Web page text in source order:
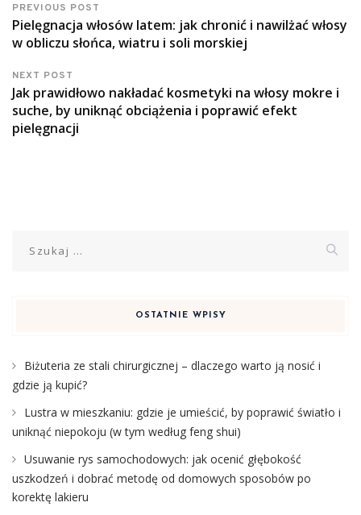
PREVIOUS POST
Pielęgnacja włosów latem: jak chronić i nawilżać włosy
w obliczu słońca, wiatru i soli morskiej
NEXT POST
Jak prawidłowo nakładać kosmetyki na włosy mokre i
suche, by uniknąć obciążenia i poprawić efekt
pielęgnacji
OSTATNIE WPISY
Biżuteria ze stali chirurgicznej – dlaczego warto ją nosić i
gdzie ją kupić?
Lustra w mieszkaniu: gdzie je umieścić, by poprawić światło i
uniknąć niepokoju (w tym według feng shui)
Usuwanie rys samochodowych: jak ocenić głębokość
uszkodzeń i dobrać metodę od domowych sposobów po
korektę lakieru